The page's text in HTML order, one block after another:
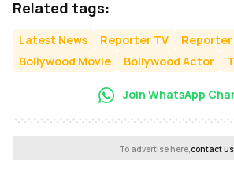
Related tags:
Latest News Reporter TV
Reporter
Bollywood Movie
Bollywood Actor
Join WhatsApp
To advertise here,contact us